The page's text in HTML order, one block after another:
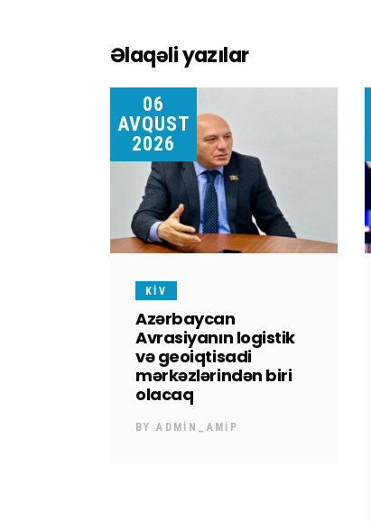
Əlaqəli yazılar
06
AVQUST
2026
KİV
Azərbaycan
Avrasiyanın logistik
və geoiqtisadi
mərkəzlərindən biri
olacaq
BYADMIN_AMIP